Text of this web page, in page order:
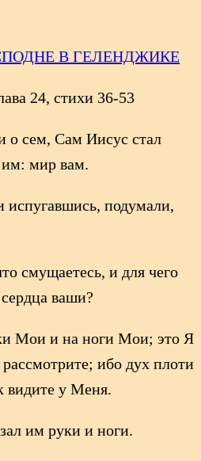
24, стихи 36-53
о сем, Сам Иисус стал
им: мир вам.
подумали,
смущаетесь, и для чего
ваши?
Мои и на ноги Мои; это Я
ибо дух плоти
видите у Меня.
им руки и ноги.